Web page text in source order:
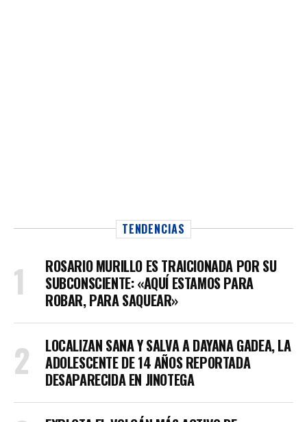
TENDENCIAS
ROSARIO MURILLO ES TRAICIONADA POR SU
SUBCONSCIENTE: «AQUÍ ESTAMOS PARA
ROBAR, PARA SAQUEAR»
LOCALIZAN SANA Y SALVA A DAYANA GADEA, LA
ADOLESCENTE DE 14 AÑOS REPORTADA
DESAPARECIDA EN JINOTEGA